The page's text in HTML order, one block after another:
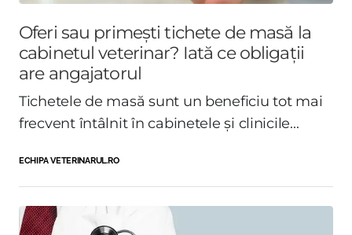
Oferi sau primești tichete de masă la
cabinetul veterinar? Iată ce obligații
are angajatorul
Tichetele de masă sunt un beneficiu tot mai
frecvent întâlnit în cabinetele și clinicile...
ECHIPA VETERINARUL.RO